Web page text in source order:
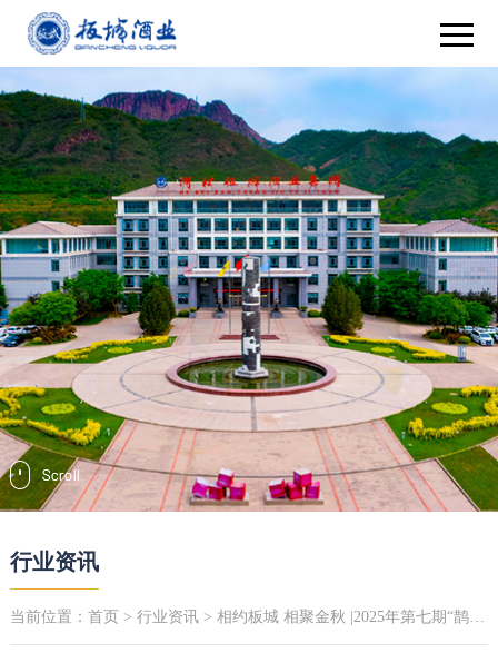
行业资讯
当前位置： 首页 > 行业资讯> 相约板城 相聚金秋 |2025年第七期“鹊桥会”承德青年交友联谊活动在板城酒业圆满举办！